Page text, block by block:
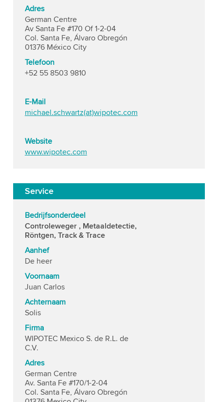
Adres
German Centre
Av Santa Fe #170 Of 1-2-04
Col. Santa Fe, Álvaro Obregón
01376 México City
Telefoon
+52 55 8503 9810
E-Mail
michael.schwartz(at)wipotec.com
Website
www.wipotec.com
Service
Bedrijfsonderdeel
Controleweger , Metaaldetectie,
Röntgen, Track & Trace
Aanhef
De heer
Voornaam
Juan Carlos
Achternaam
Solis
Firma
WIPOTEC Mexico S. de R.L. de
C.V.
Adres
German Centre
Av. Santa Fe #170/1-2-04
Col. Santa Fe, Álvaro Obregón